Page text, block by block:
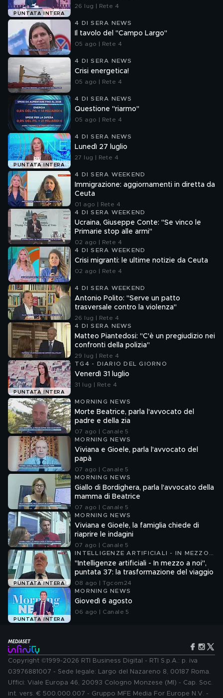
PUNTATA INTERA
26 lug | Rete 4
4 DI SERA NEWS
Il tavolo del "Campo Largo"
05 ago | Rete 4
4 DI SERA NEWS
Crisi energetica!
05 ago | Rete 4
4 DI SERA NEWS
Questione "riarmo"
05 ago | Rete 4
PUNTATA INTERA
4 DI SERA NEWS
Lunedì 27 luglio
27 lug | Rete 4
4 DI SERA WEEKEND
Immigrazione: aggiornamenti in diretta da
Ceuta
01 ago | Rete 4
4 DI SERA WEEKEND
Ucraina, Giuseppe Conte: "Se vinco le
Primarie stop alle armi"
02 ago | Rete 4
4 DI SERA WEEKEND
Crisi migranti: le ultime notizie da Ceuta
02 ago | Rete 4
4 DI SERA WEEKEND
Antonio Polito: "Serve un patto
trasversale contro la violenza"
26 lug | Rete 4
4 DI SERA NEWS
Matteo Piantedosi: "C'è un pregiudizio nei
confronti della polizia"
29 lug | Rete 4
PUNTATA INTERA
TG4 - DIARIO DEL GIORNO
Venerdì 31 luglio
31 lug | Rete 4
MORNING NEWS
Morte Beatrice, parla l'avvocato del
padre e della zia
07 ago | Canale 5
MORNING NEWS
Viviana e Gioele, parla l'avvocato del
papà
07 ago | Canale 5
MORNING NEWS
Giallo di Bordighera, parla l'avvocato della
mamma di Beatrice
07 ago | Canale 5
MORNING NEWS
Viviana e Gioele, la famiglia chiede di
riaprire le indagini
07 ago | Canale 5
PUNTATA INTERA
INTELLIGENZE ARTIFICIALI - IN MEZZO
A NOI
"Intelligenze artificiali - In mezzo a noi",
puntata 37: la trasformazione del viaggio
08 ago | Tgcom24
PUNTATA INTERA
MORNING NEWS
Giovedì 6 agosto
06 ago | Canale 5
Copyright ©1999-2026 RTI Business Digital - RTI S.p.A.: p. iva
03976881007 - Sede legale: Largo del Nazareno 8, 00187 Roma.
Uffici: Viale Europa 46, 20093 Cologno Monzese (MI) - Cap. Soc.
int. vers. € 500.000.007 - Gruppo MFE Media For Europe N.V. -